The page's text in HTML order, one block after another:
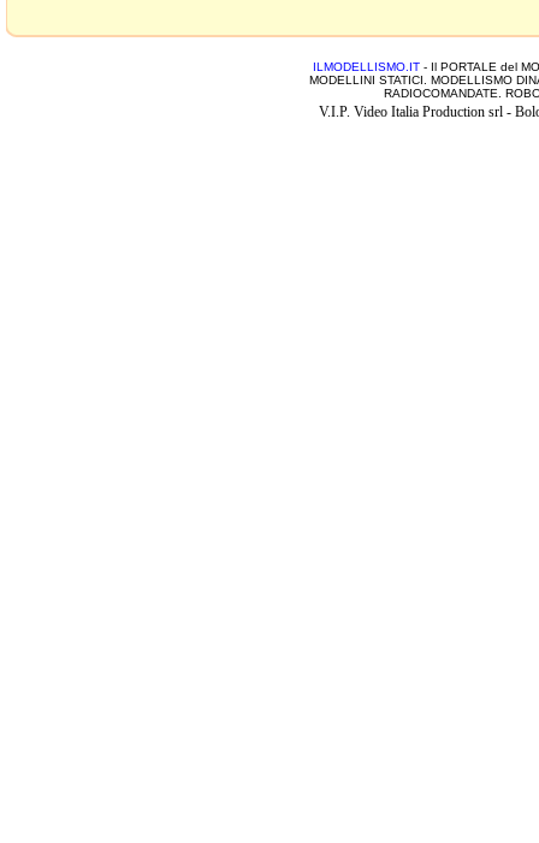
ILMODELLISMO.IT- Il PORTALE del
MODELLINI STATICI. MODELLISMO
RADIOCOMANDATE.
V.I.P. Video Italia Production srl -